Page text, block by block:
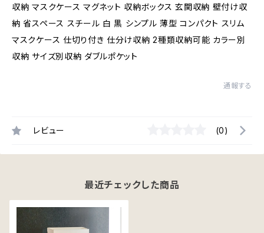
収納 マスクケース マグネット 収納ボックス 玄関収納 壁付け収
納 省スペース スチール 白 黒 シンプル 薄型 コンパクト スリム
マスクケース 仕切り付き 仕分け収納 2種類収納可能 カラー別
収納 サイズ別収納 ダブルポケット
通報する
レビュー (0)
最近チェックした商品